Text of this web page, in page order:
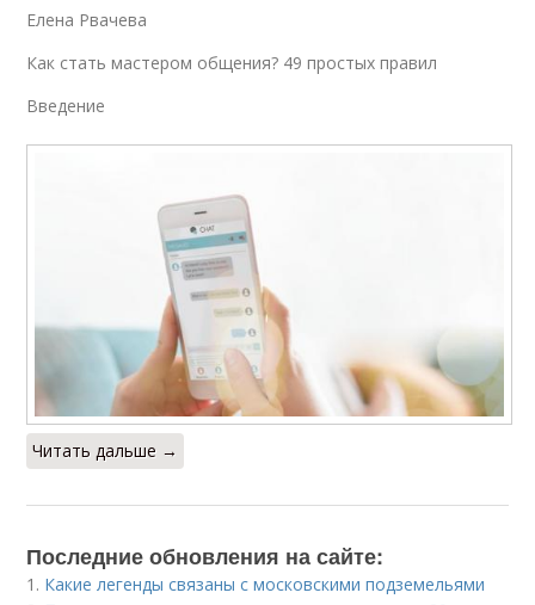
Елена Рвачева
Как стать мастером общения? 49 простых правил
Введение
Читать дальше →
Последние обновления на сайте:
1. Какие легенды связаны с московскими подземельями